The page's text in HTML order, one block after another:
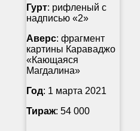
Гурт: рифленый с
надписью «2»
Аверс: фрагмент
картины Караваджо
«Кающаяся
Магдалина»
Год: 1 марта 2021
Тираж: 54 000